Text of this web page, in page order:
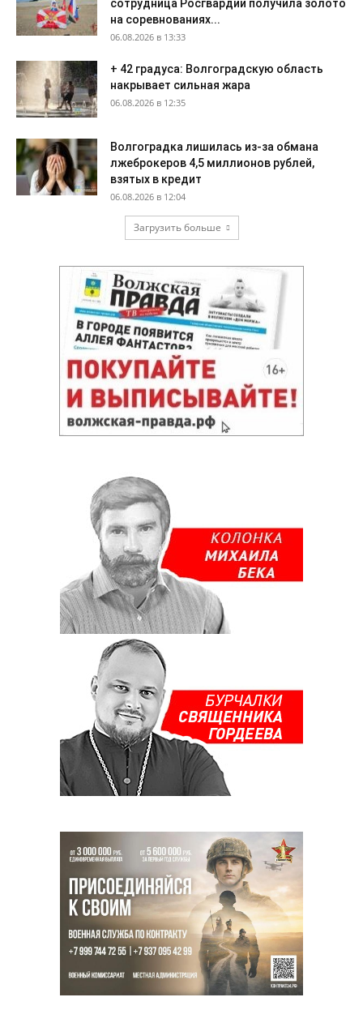
сотрудница Росгвардии получила золото
на соревнованиях...
06.08.2026 в 13:33
+ 42 градуса: Волгоградскую область
накрывает сильная жара
06.08.2026 в 12:35
Волгоградка лишилась из-за обмана
лжеброкеров 4,5 миллионов рублей,
взятых в кредит
06.08.2026 в 12:04
Загрузить больше